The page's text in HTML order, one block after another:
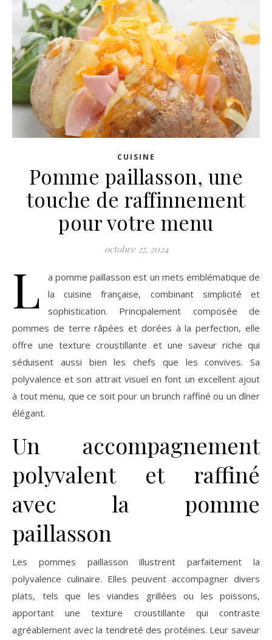
CUISINE
Pomme paillasson, une
touche de raffinnement
pour votre menu
octobre 27, 2024
L
a pomme paillasson est un mets emblématique de
la cuisine française, combinant simplicité et
sophistication. Principalement composée de
pommes de terre râpées et dorées à la perfection, elle
offre une texture croustillante et une saveur riche qui
séduisent aussi bien les chefs que les convives. Sa
polyvalence et son attrait visuel en font un excellent ajout
à tout menu, que ce soit pour un brunch raffiné ou un dîner
élégant.
Un accompagnement
polyvalent et raffiné
avec la pomme
paillasson
Les pommes paillasson illustrent parfaitement la
polyvalence culinaire. Elles peuvent accompagner divers
plats, tels que les viandes grillées ou les poissons,
apportant une texture croustillante qui contraste
agréablement avec la tendreté des protéines. Leur saveur